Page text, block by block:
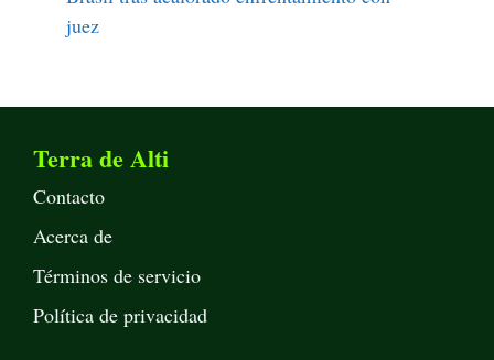
juez
Terra de Alti
Contacto
Acerca de
Términos de servicio
Política de privacidad